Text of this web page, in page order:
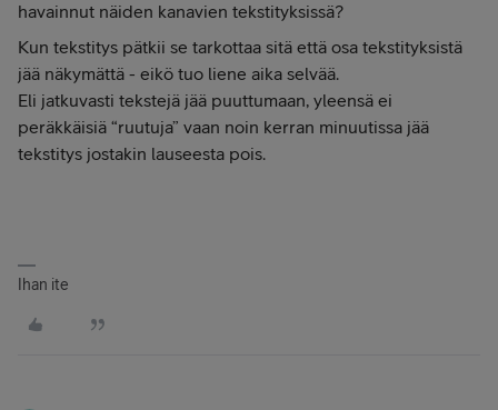
havainnut näiden kanavien tekstityksissä?
Kun tekstitys pätkii se tarkottaa sitä että osa tekstityksistä
jää näkymättä - eikö tuo liene aika selvää.
Eli jatkuvasti tekstejä jää puuttumaan, yleensä ei
peräkkäisiä “ruutuja” vaan noin kerran minuutissa jää
tekstitys jostakin lauseesta pois.
Ihan ite